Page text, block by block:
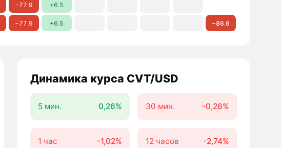
−77.9 +6.5
−77.9 +6.5 −86.6
Динамика курса CVT/USD
5 мин. 0,26% 30 мин. -0,26%
1 час -1,02% 12 часов -2,74%